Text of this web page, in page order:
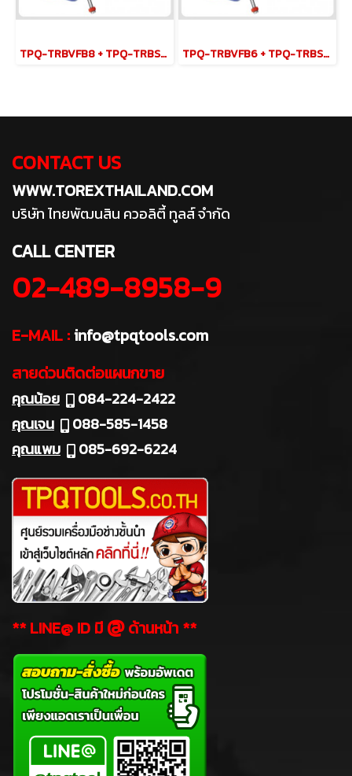
TPQ-TRBVFB8 + TPQ-TRBSWV8 ชุดปากกาจับชิ้นงาน 200 มม. (8") พร้อมฐานหมุน TPQ-TRBVFB6 + TPQ-TRBSWV6 ชุดปากกาจับชิ้นงาน 150 มม. (6") พร้อมฐานหมุน
CONTACT US
WWW.TOREXTHAILAND.COM
บริษัท ไทยพัฒนสิน ควอลิตี้ ทูลส์ จำกัด
CALL CENTER
02-489-8958-9
E-MAIL :info@tpqtools.com
สายด่วนติดต่อแผนกขาย
คุณน้อย
084-224-2422
คุณเจน
088-585-1458
คุณแพม
085-692-6224
** LINE@ ID มี @ด้านหน้า **